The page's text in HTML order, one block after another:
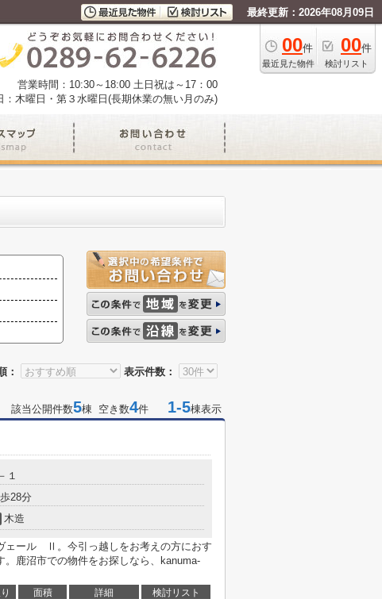
最終更新：2026年08月09日
00件
最近見た物件
00件
検討リスト
営業時間：10:30～18:00 土日祝は～17：00
：木曜日・第３水曜日(長期休業の無い月のみ)
： 表示件数：
該当公開件数5棟 空き数4件 1-5棟表示
１
28分
木造
ェール Ⅱ。今引っ越しをお考えの方におす
鹿沼市での物件をお探しなら、kanuma-
面積 詳細
検討リスト